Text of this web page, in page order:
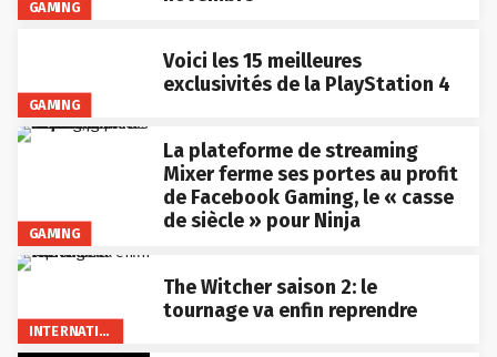
GAMING
GAMING
Voici les 15 meilleures
exclusivités de la PlayStation 4
GAMING
La plateforme de streaming
Mixer ferme ses portes au profit
de Facebook Gaming, le « casse
de siècle » pour Ninja
INTERNATIONAL
The Witcher saison 2: le
tournage va enfin reprendre